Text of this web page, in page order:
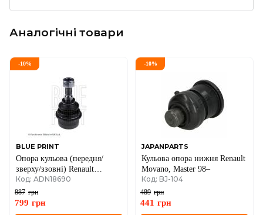
Аналогічні товари
-10%
BLUE PRINT
Опора кульова (передня/
зверху/ззовні) Renault
Master/Opel Movano 98-
Код: ADN18690
887 грн
799 грн
-10%
JAPANPARTS
Кульова опора нижня Renault
Movano, Master 98–
Код: BJ-104
489 грн
441 грн